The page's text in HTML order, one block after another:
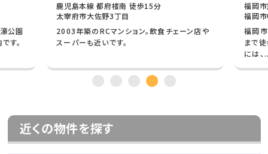
公園
す。
鹿児島本線 都府楼南 徒歩15分
太宰府市大佐野3丁目
2003年築のRCマンション。飲食チェーン店や
スーパーも近いです。
福岡
福岡
福岡
まで
には、
近くの物件を探す